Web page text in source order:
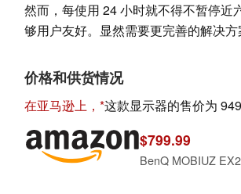
然而，每使用 24 小时就不得不暂停
够用户友好。显然需要更完善的解决
价格和供货情况
在亚马逊上， 这款显示器的售价为
$799.99